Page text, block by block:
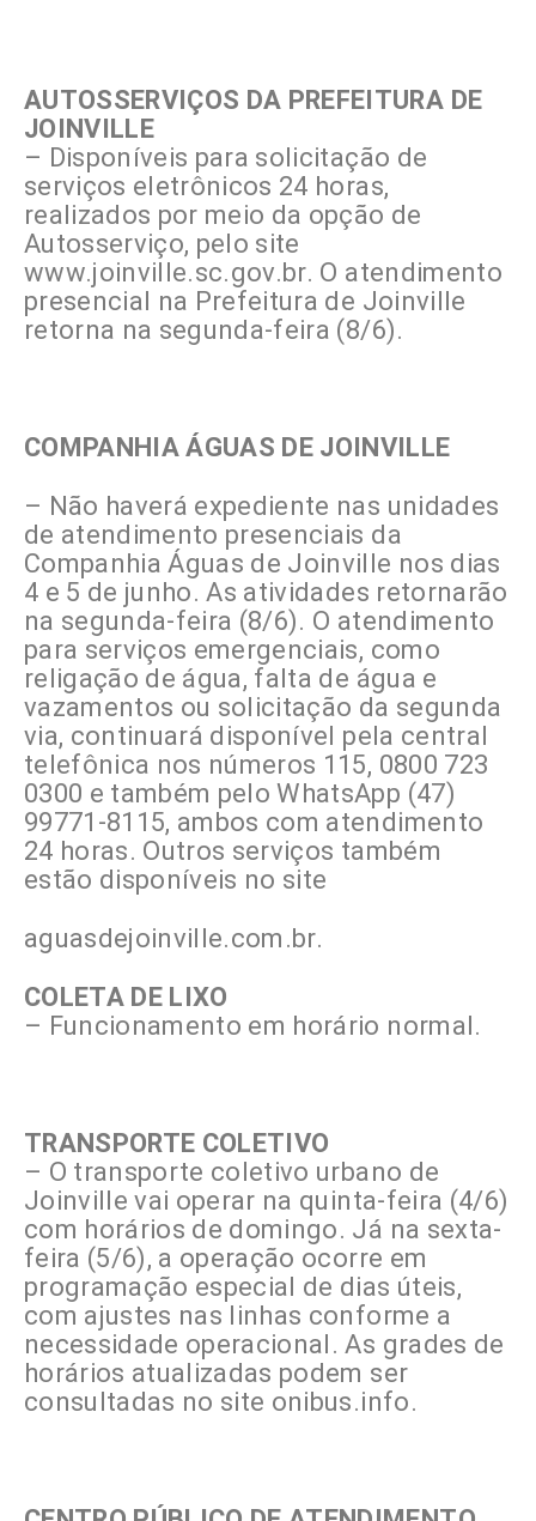
AUTOSSERVIÇOS DA PREFEITURA DE
JOINVILLE
– Disponíveis para solicitação de
serviços eletrônicos 24 horas,
realizados por meio da opção de
Autosserviço, pelo site
www.joinville.sc.gov.br. O atendimento
presencial na Prefeitura de Joinville
retorna na segunda-feira (8/6).
COMPANHIA ÁGUAS DE JOINVILLE
– Não haverá expediente nas unidades
de atendimento presenciais da
Companhia Águas de Joinville nos dias
4 e 5 de junho. As atividades retornarão
na segunda-feira (8/6). O atendimento
para serviços emergenciais, como
religação de água, falta de água e
vazamentos ou solicitação da segunda
via, continuará disponível pela central
telefônica nos números 115, 0800 723
0300 e também pelo WhatsApp (47)
99771-8115, ambos com atendimento
24 horas. Outros serviços também
estão disponíveis no site
aguasdejoinville.com.br.
COLETA DE LIXO
– Funcionamento em horário normal.
TRANSPORTE COLETIVO
– O transporte coletivo urbano de
Joinville vai operar na quinta-feira (4/6)
com horários de domingo. Já na sexta-
feira (5/6), a operação ocorre em
programação especial de dias úteis,
com ajustes nas linhas conforme a
necessidade operacional. As grades de
horários atualizadas podem ser
consultadas no site onibus.info.